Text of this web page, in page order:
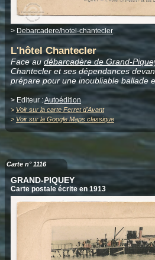
> Debarcadere/hotel-chantecler
L'hôtel Chantecler
Face audébarcadère de Grand-
Chantecler et ses dépendances
prépare pour une inoubliable ballade
> Editeur :Autoédition
> Voir sur la carte Ferret d'Avant
> Voir sur la Google Maps classique
Carte n° 1116
GRAND-PIQUEY
Carte postale écrite en 1913